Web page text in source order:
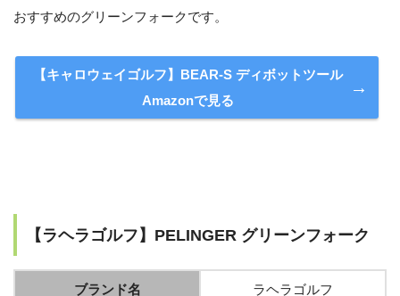
おすすめのグリーンフォークです。
【キャロウェイゴルフ】BEAR-S ディボットツール
Amazonで見る
【ラヘラゴルフ】PELINGER グリーンフォーク
ブランド名 ラヘラゴルフ